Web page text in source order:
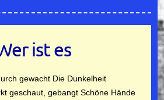
ist es
gewacht Die Dunkelheit
geschaut, gebangt Schöne Hände